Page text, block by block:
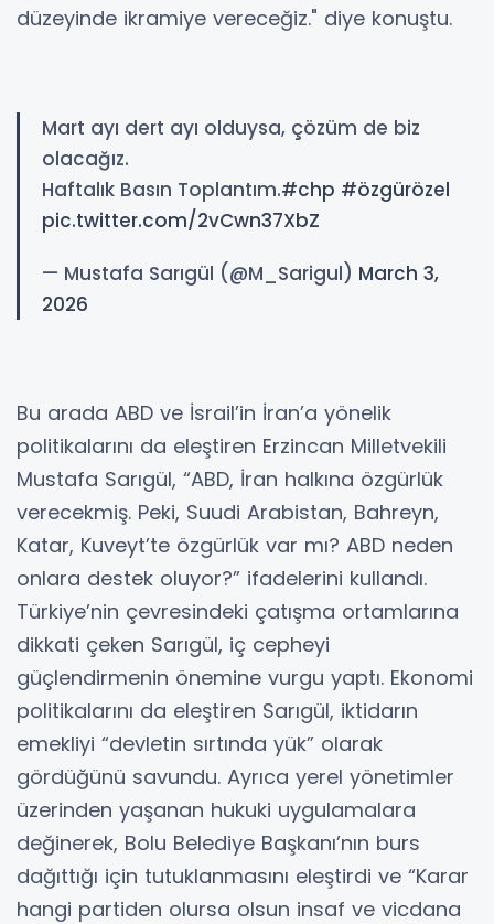
düzeyinde ikramiye vereceğiz." diye konuştu.
Mart ayı dert ayı olduysa, çözüm de biz
olacağız.
Haftalık Basın Toplantım.#chp #özgürözel
pic.twitter.com/2vCwn37XbZ
— Mustafa Sarıgül (@M_Sarigul) March 3,
2026
Bu arada ABD ve İsrail’in İran’a yönelik
politikalarını da eleştiren Erzincan Milletvekili
Mustafa Sarıgül, “ABD, İran halkına özgürlük
verecekmiş. Peki, Suudi Arabistan, Bahreyn,
Katar, Kuveyt’te özgürlük var mı? ABD neden
onlara destek oluyor?” ifadelerini kullandı.
Türkiye’nin çevresindeki çatışma ortamlarına
dikkati çeken Sarıgül, iç cepheyi
güçlendirmenin önemine vurgu yaptı. Ekonomi
politikalarını da eleştiren Sarıgül, iktidarın
emekliyi “devletin sırtında yük” olarak
gördüğünü savundu. Ayrıca yerel yönetimler
üzerinden yaşanan hukuki uygulamalara
değinerek, Bolu Belediye Başkanı’nın burs
dağıttığı için tutuklanmasını eleştirdi ve “Karar
hangi partiden olursa olsun insaf ve vicdana